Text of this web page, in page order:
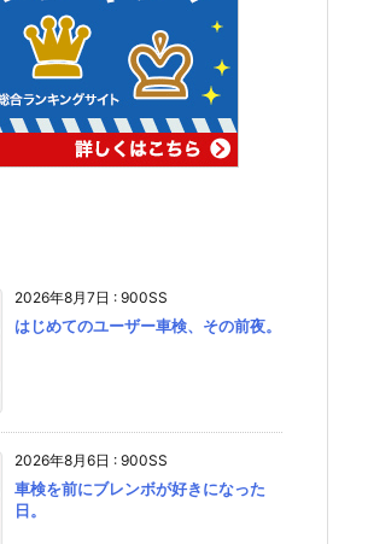
2026年8月7日 : 900SS
はじめてのユーザー車検、その前夜。
2026年8月6日 : 900SS
車検を前にブレンボが好きになった
日。